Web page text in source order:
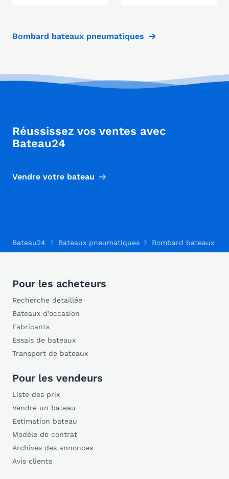
Bombard bateaux pneumatiques
Réussissez vos ventes avec
Bateau24
Vendre votre bateau
Bateau24 Bateaux pneumatiques Bombard bateaux
Pour les acheteurs
Recherche détaillée
Bateaux d'occasion
Fabricants
Essais de bateaux
Transport de bateaux
Pour les vendeurs
Liste des prix
Vendre un bateau
Estimation bateau
Modèle de contrat
Archives des annonces
Avis clients